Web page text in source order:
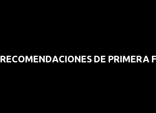
RECOMENDACIONES DE PRIMERA